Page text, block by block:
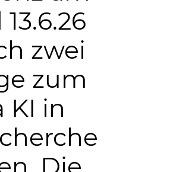
zwei
zum
KI in
Die